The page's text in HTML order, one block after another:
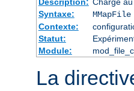
Syntaxe:
MMapFile
Contexte:
Statut:
Module:
La